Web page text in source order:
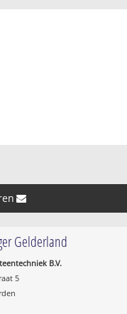
»
Gelderland
B.V.
5